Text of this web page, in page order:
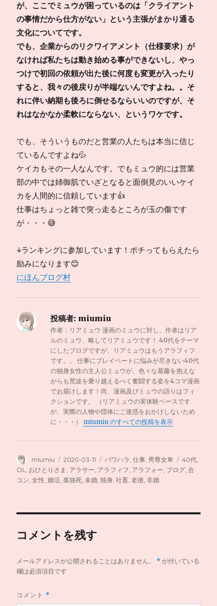
が、ここでミュウが困っているのは「クライアント
の事情だから仕方がない」という主張がまかり通る
文化についてです。
でも、企業からのリクワイアメント（仕様要求）が
なければ私たちは動き始める事ができないし、やっ
つけで初回の依頼が出た後に何度も変更が入ったり
すると、我々の後戻りが半端ないんですよね。。そ
れに伴い納期も後ろに倒せるならいいのですが、そ
れはなかなか柔軟にならない、というワケです。
でも、そういうものだと営業の人たちは本当に信じ
ているんですよね💦
ケイカもその一人なんです。でもミュウ的には営業
部の中では姉御肌でいざとなると面倒見のいいケイ
カを人間的に信頼しています👍
仕事はちょっと雑で突っ走るところが玉の傷です
が・・・😅
↓ランキングに参加しています！ポチってもらえたら
励みになります😊
にほんブログ村
投稿者: miumiu
作者：リアミュウ 漫画のミュウに対し、作者はリア
ルのミュウ、略してリアミュウです！ 40代をテーマ
にしたブログですが、リアミュウはもうアラフィフ
です。。 仕事にプレイベートに悩みが尽きない40代
の独身女性の主人公ミュウが、色々な葛藤を抱えな
がらも荒波を乗り越えるべく奮闘する姿を4コマ漫画
でお届けします！尚、漫画及びミュウの語りはフィ
クションです。 （リアミュウの実体験ベースです
が、実際の人物や団体にご迷惑をおかけしないため
に・・・） miumiu のすべての投稿を表示
投
稿
者
miumiu
投
稿
日:
2020-03-11
カ
テ
ゴ
パワハラ,仕事, 男尊女卑
タ
グ
40代,
OL, おひとりさま , アラサー, アラフィフ, アラフォー, ブログ,合
コン,女性,婚活,孤独死,未婚,独身,社畜,老後,非婚
コメントを残す
メールアドレスが公開されることはありません。 *が付いている
欄は必須項目です
コメント *